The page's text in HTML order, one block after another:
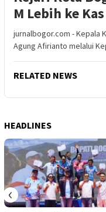
M Lebih ke
jurnalbogor.com - Kepala
Agung Afirianto melalui
RELATED NEWS
HEADLINES
‹